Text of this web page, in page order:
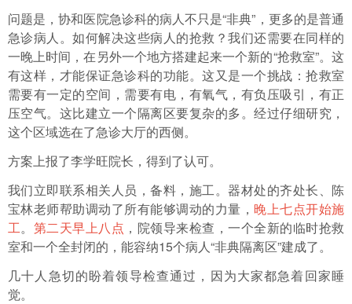
问题是，协和医院急诊科的病人不只是“非典”，更多的是普通
急诊病人。如何解决这些病人的抢救？我们还需要在同样的
一晚上时间，在另外一个地方搭建起来一个新的“抢救室”。这
有这样，才能保证急诊科的功能。这又是一个挑战：抢救室
需要有一定的空间，需要有电，有氧气，有负压吸引，有正
压空气。这比建立一个隔离区要复杂的多。经过仔细研究，
这个区域选在了急诊大厅的西侧。
方案上报了李学旺院长，得到了认可。
我们立即联系相关人员，备料，施工。器材处的齐处长、陈
宝林老师帮助调动了所有能够调动的力量，晚上七点开始施
工。 第二天早上八点 ，院领导来检查，一个全新的临时抢救
室和一个全封闭的，能容纳15个病人“非典隔离区”建成了。
几十人急切的盼着领导检查通过，因为大家都急着回家睡
觉。